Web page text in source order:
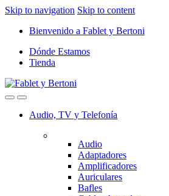
Skip to navigation Skip to content
Bienvenido a Fablet y Bertoni
Dónde Estamos
Tienda
Audio, TV y Telefonía
Audio
Adaptadores
Amplificadores
Auriculares
Bafles